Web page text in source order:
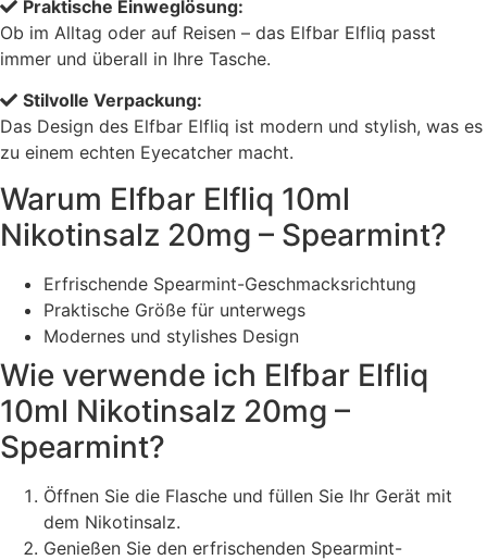
Praktische Einweglösung:
Ob im Alltag oder auf Reisen – das Elfbar Elfliq passt
immer und überall in Ihre Tasche.
Stilvolle Verpackung:
Das Design des Elfbar Elfliq ist modern und stylish, was es
zu einem echten Eyecatcher macht.
Warum Elfbar Elfliq 10ml
Nikotinsalz 20mg – Spearmint?
Erfrischende Spearmint-Geschmacksrichtung
Praktische Größe für unterwegs
Modernes und stylishes Design
Wie verwende ich Elfbar Elfliq
10ml Nikotinsalz 20mg –
Spearmint?
Öffnen Sie die Flasche und füllen Sie Ihr Gerät mit
dem Nikotinsalz.
Genießen Sie den erfrischenden Spearmint-